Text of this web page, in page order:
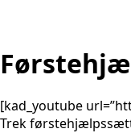
[kad_youtube
Trek